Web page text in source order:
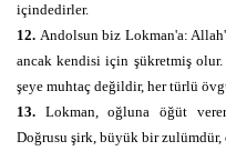
içindedirler.
12. Andolsun biz Lokman'a:
ancak kendisi için şükretmiş
şeye muhtaç değildir, her türlü
13. Lokman, oğluna öğüt
Doğrusu şirk, büyük bir zulümdür,